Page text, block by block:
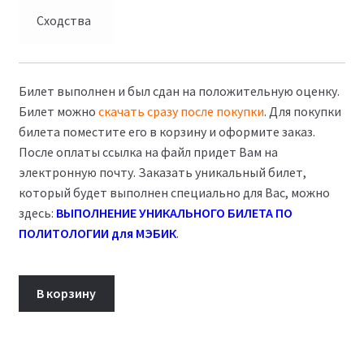
Сходства
Билет выполнен и был сдан на положительную оценку.
Билет можно скачать сразу после покупки. Для покупки
билета поместите его в корзину и оформите заказ.
После оплаты ссылка на файл придет Вам на
электронную почту. Заказать уникальный билет,
который будет выполнен специально для Вас, можно
здесь: ВЫПОЛНЕНИЕ УНИКАЛЬНОГО БИЛЕТА ПО
ПОЛИТОЛОГИИ для МЭБИК.
В корзину